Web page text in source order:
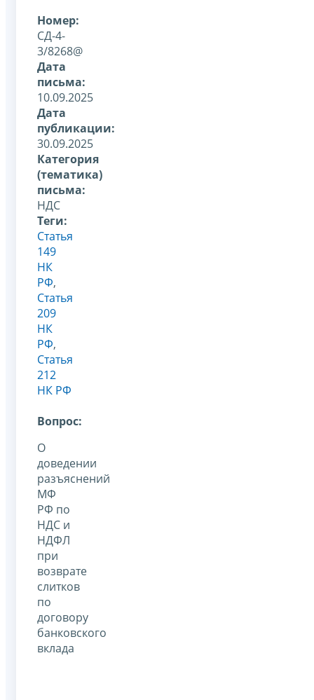
Номер:
СД-4-
3/8268@
Дата
письма:
10.09.2025
Дата
публикации:
30.09.2025
Категория
(тематика)
письма:
НДС
Теги:
Статья
149
НК
РФ,
Статья
209
НК
РФ,
Статья
212
НК РФ
Вопрос:
О
доведении
разъяснений
МФ
РФ по
НДС и
НДФЛ
при
возврате
слитков
по
договору
банковского
вклада